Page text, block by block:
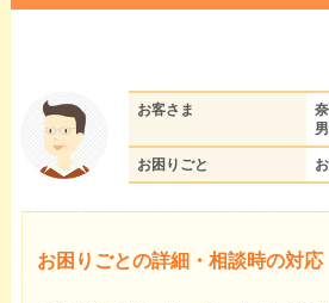
お客さま
お困りごと
お困りごとの詳細・相談時の対応